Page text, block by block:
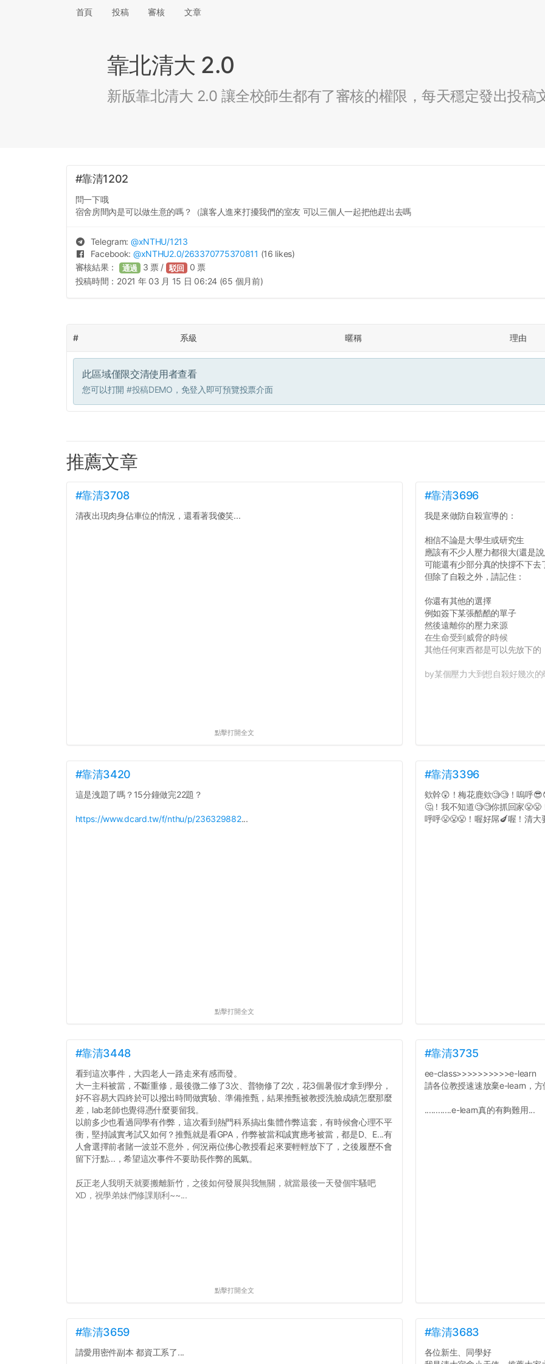
首頁 投稿 審核 文章
靠北清大 2.0
新版靠北清大 2.0 讓全校師生都有了審核的權限，每天穩定發出投稿
#靠清1202
問一下哦
宿舍房間內是可以做生意的嗎？（讓客人進來打擾我們的室友 可以三個人一起把他趕出去嗎
Telegram: @xNTHU/1213
Facebook: @xNTHU2.0/263370775370811 (16 likes)
審核結果： 通過 3 票 / 駁回 0 票
投稿時間： 2021 年 03 月 15 日 06:24 (65 個月前)
# 系級 暱稱 理由
此區域僅限交清使用者查看
您可以打開 #投稿DEMO ，免登入即可預覽投票介面
推薦文章
#靠清3708
清夜出現肉身佔車位的情況，還看著我傻笑...
點擊打開全文
#靠清3696
我是來做防自殺宣導的：
相信不論是大學生或研究生
應該有不少人壓力都很大(還是
可能還有少部分真的快撐不下去
但除了自殺之外，請記住：
你還有其他的選擇
例如簽下某張酷酷的單子
然後遠離你的壓力來源
在生命受到威脅的時候
其他任何東西都是可以先放下的
by某個壓力大到想自殺好幾次的
#靠清3420
這是洩題了嗎？15分鐘做完22題？
https://www.dcard.tw/f/nthu/p/236329882...
點擊打開全文
#靠清3396
欸幹😲！梅花鹿欸🧐🧐！嗚呼
🤔！我不知道🧐🧐你抓回家
呼呼😤😤😤！喔好屌🍆喔！清
#靠清3448
看到這次事件，大四老人一路走來有感而發。
大一主科被當，不斷重修，最後微二修了3次、普物修了2次，花3個暑假才拿到學分，
好不容易大四終於可以撥出時間做實驗、準備推甄，結果推甄被教授洗臉成績怎麼那麼
差，lab老師也覺得憑什麼要留我。
以前多少也看過同學有作弊，這次看到熱門科系搞出集體作弊這套，有時候會心理不平
衡，堅持誠實考試又如何？推甄就是看GPA，作弊被當和誠實應考被當，都是D、E...有
人會選擇前者賭一波並不意外，何況兩位佛心教授看起來要輕輕放下了，之後履歷不會
留下汙點...，希望這次事件不要助長作弊的風氣。
反正老人我明天就要搬離新竹，之後如何發展與我無關，就當最後一天發個牢騷吧
XD，祝學弟妹們修課順利~~...
點擊打開全文
#靠清3735
ee-class>>>>>>>>>>e-learn
請各位教授速速放棄e-learn，
............e-learn真的有夠難用...
#靠清3659
請愛用密件副本 都資工系了...
#靠清3683
各位新生、同學好